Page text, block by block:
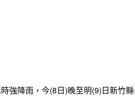
強降雨，今(8日)晚至明(9)日新竹